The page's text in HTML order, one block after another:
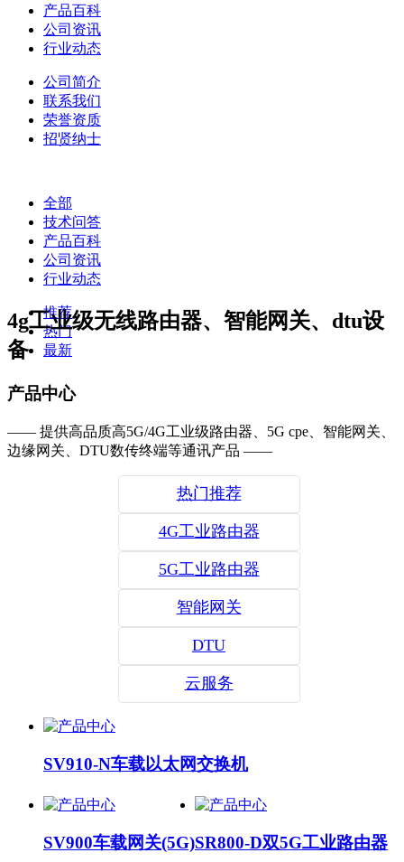
产品百科
公司资讯
行业动态
公司简介
联系我们
荣誉资质
招贤纳士
全部
技术问答
产品百科
公司资讯
行业动态
推荐
热门
最新
4g工业级无线路由器、智能网关、dtu设
备
产品中心
—— 提供高品质高5G/4G工业级路由器、5G cpe、智能网关、
边缘网关、DTU数传终端等通讯产品 ——
热门推荐
4G工业路由器
5G工业路由器
智能网关
DTU
云服务
SV910-N车载以太网交换机
SV900车载网关(5G)SR800-D双5G工业路由器